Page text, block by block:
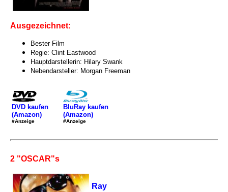
Ausgezeichnet:
Bester Film
Regie: Clint Eastwood
Hauptdarstellerin: Hilary Swank
Nebendarsteller: Morgan Freeman
DVD kaufen
(Amazon)
#Anzeige
BluRay kaufen
(Amazon)
#Anzeige
2 "OSCAR"s
Ray